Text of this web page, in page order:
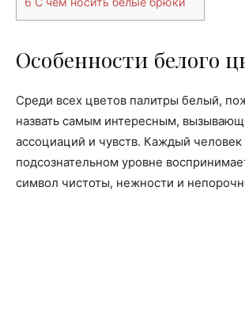
Особенности белого
Среди всех цветов палитры белый,
назвать самым интересным,
ассоциаций и чувств. Каждый человек
подсознательном уровне
символ чистоты, нежности и